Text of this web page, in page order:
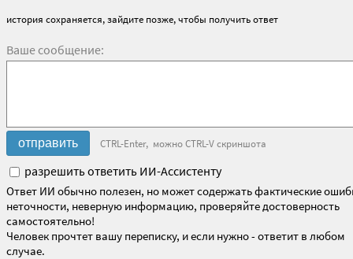
история сохраняется, зайдите позже, чтобы получить ответ
Ваше сообщение:
CTRL-Enter, можно CTRL-V скриншота
разрешить ответить ИИ-Ассистенту
Ответ ИИ обычно полезен, но может содержать фактические
неточности, неверную информацию, проверяйте достоверность
самостоятельно!
Человек прочтет вашу переписку, и если нужно - ответит в любом
случае.